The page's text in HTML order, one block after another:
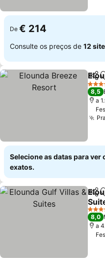
De € 214
Consulte os preços de 12
5
8,5
a
Selecione as datas para ver
exatos.
Ver
5
8,0
a